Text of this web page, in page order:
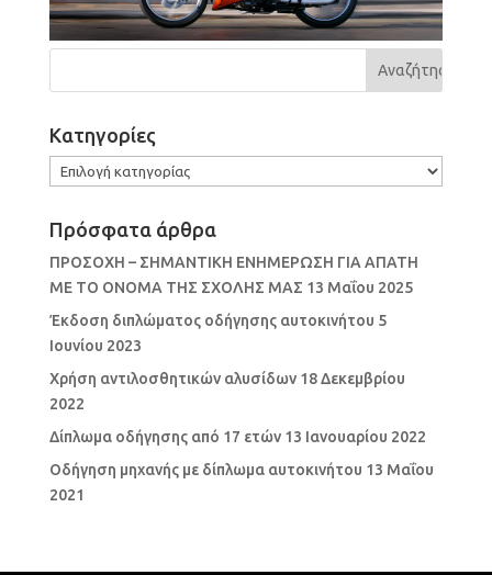
Kατηγορίες
Kατηγορίες
Πρόσφατα άρθρα
ΠΡΟΣΟΧΗ – ΣΗΜΑΝΤΙΚΗ ΕΝΗΜΕΡΩΣΗ ΓΙΑ ΑΠΑΤΗ
ΜΕ ΤΟ ΟΝΟΜΑ ΤΗΣ ΣΧΟΛΗΣ ΜΑΣ 13 Μαΐου 2025
Έκδοση διπλώματος οδήγησης αυτοκινήτου 5
Ιουνίου 2023
Χρήση αντιλοσθητικών αλυσίδων 18 Δεκεμβρίου
2022
Δίπλωμα οδήγησης από 17 ετών 13 Ιανουαρίου 2022
Οδήγηση μηχανής με δίπλωμα αυτοκινήτου 13 Μαΐου
2021